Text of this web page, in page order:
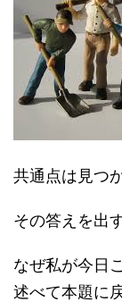
共通点は見つ
その答えを出
なぜ私が今日
述べて本題に